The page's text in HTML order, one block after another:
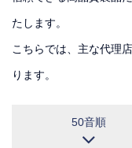
たします。
こちらでは、主な代理
ります。
50音順